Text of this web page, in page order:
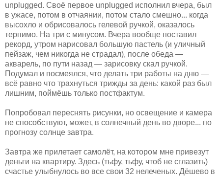
unplugged. Своё первое unplugged исполнил вчера, был
в ужасе, потом в отчаянии, потом стало смешно... когда
высохло и обрисовалось гелевой ручкой, оказалось
терпимо. На три с минусом. Вчера вообще поставил
рекорд, утром нарисовал большую пастель (и уличный
пейзаж, чем никогда не страдал), после обеда —
акварель, по пути назад — зарисовку скал ручкой.
Подумал и посмеялся, что делать три работы на дню —
всё равно что трахнуться трижды за день: какой раз был
лишним, поймёшь только постфактум.
Попробовал переснять рисунки, но освещение и камера
не способствуют, может, в солнечный день во дворе... по
прогнозу солнце завтра.
Завтра же прилетает самолёт, на котором мне привезут
деньги на квартиру. Здесь (тьфу, тьфу, чтоб не сглазить)
счастье улыбнулось во все свои 32 нелеченых. Дёшево в